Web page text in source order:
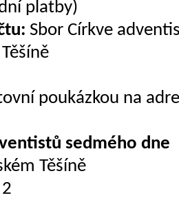
platby)
Sbor Církve
poukázkou na
sedmého dne
Těšíně